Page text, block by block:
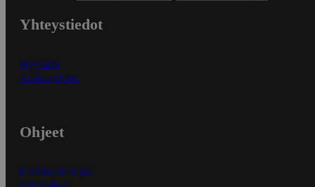
Yhteystiedot
Myymälät
Asiakaspalvelu
Ohjeet
Ensitilaajan ohjeet